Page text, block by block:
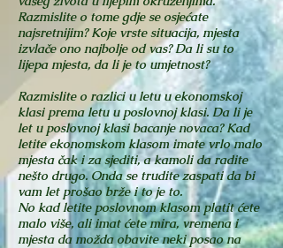
Razmislite o tome gdje se osjećate
najsretnijim? Koje vrste situacija, mjesta
izvlače ono najbolje od vas? Da li su to
lijepa mjesta, da li je to umjetnost?
Razmislite o razlici u letu u ekonomskoj
klasi prema letu u poslovnoj klasi. Da li je
let u poslovnoj klasi bacanje novaca? Kad
letite ekonomskom klasom imate vrlo malo
mjesta čak i za sjediti, a kamoli da radite
nešto drugo. Onda se trudite zaspati da bi
vam let prošao brže i to je to.
No kad letite poslovnom klasom platit ćete
malo više, ali imat ćete mira, vremena i
mjesta da možda obavite neki posao na